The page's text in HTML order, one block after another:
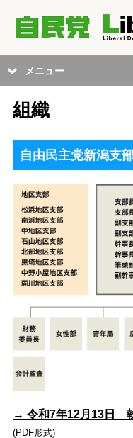
メニュー
組織
自由民主党新潟支
→ 令和7年12月13日
(PDF形式)